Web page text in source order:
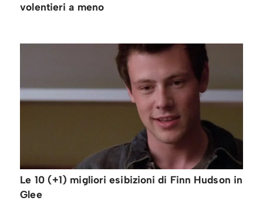
volentieri a meno
Le 10 (+1) migliori esibizioni di Finn Hudson in
Glee